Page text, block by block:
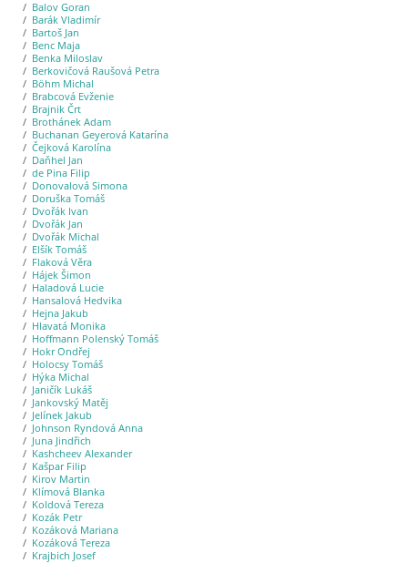
Balov Goran
Barák Vladimír
Bartoš Jan
Benc Maja
Benka Miloslav
Berkovičová Raušová Petra
Böhm Michal
Brabcová Evženie
Brajnik Črt
Brothánek Adam
Buchanan Geyerová Katarína
Čejková Karolína
Daňhel Jan
de Pina Filip
Donovalová Simona
Doruška Tomáš
Dvořák Ivan
Dvořák Jan
Dvořák Michal
Elšík Tomáš
Flaková Věra
Hájek Šimon
Haladová Lucie
Hansalová Hedvika
Hejna Jakub
Hlavatá Monika
Hoffmann Polenský Tomáš
Hokr Ondřej
Holocsy Tomáš
Hýka Michal
Janičík Lukáš
Jankovský Matěj
Jelínek Jakub
Johnson Ryndová Anna
Juna Jindřich
Kashcheev Alexander
Kašpar Filip
Kirov Martin
Klímová Blanka
Koldová Tereza
Kozák Petr
Kozáková Mariana
Kozáková Tereza
Krajbich Josef